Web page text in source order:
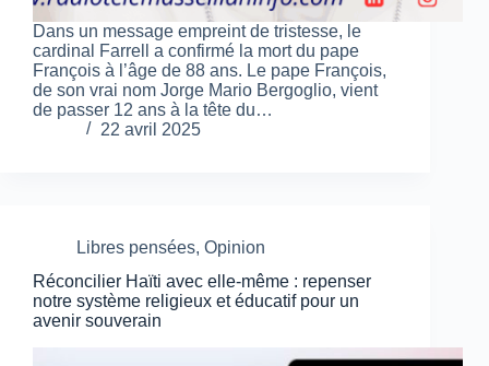
Dans un message empreint de tristesse, le
cardinal Farrell a confirmé la mort du pape
François à l’âge de 88 ans. Le pape François,
de son vrai nom Jorge Mario Bergoglio, vient
de passer 12 ans à la tête du…
22 avril 2025
Libres pensées, Opinion
Réconcilier Haïti avec elle-même : repenser
notre système religieux et éducatif pour un
avenir souverain